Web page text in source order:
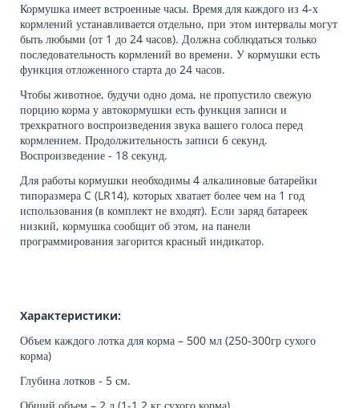
Кормушка имеет встроенные часы. Время для каждого из 4-х
кормлений устанавливается отдельно, при этом интервалы могут
быть любыми (от 1 до 24 часов). Должна соблюдаться только
последовательность кормлений во времени. У кормушки есть
функция отложенного старта до 24 часов.
Чтобы животное, будучи одно дома, не пропустило свежую
порцию корма у автокормушки есть функция записи и
трехкратного воспроизведения звука вашего голоса перед
кормлением. Продолжительность записи 6 секунд.
Воспроизведение - 18 секунд.
Для работы кормушки необходимы 4 алкалиновые батарейки
типоразмера C (LR14), которых хватает более чем на 1 год
использования (в комплект не входят). Если заряд батареек
низкий, кормушка сообщит об этом, на панели
программирования загорится красный индикатор.
Характеристики:
Объем каждого лотка для корма – 500 мл (250-300гр сухого
корма)
Глубина лотков - 5 см.